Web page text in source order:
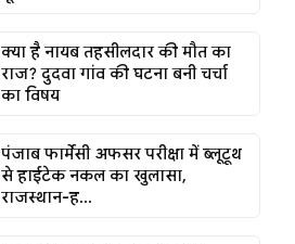
क्या है नायब तहसीलदार की मौत का
राज? दुदवा गांव की घटना बनी चर्चा
का विषय
पंजाब फार्मेसी अफसर परीक्षा में ब्लूटूथ
से हाईटेक नकल का खुलासा,
राजस्थान-ह...